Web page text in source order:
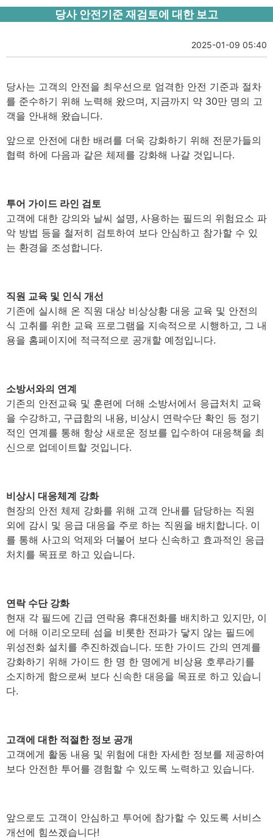
당사 안전기준 재검토에 대한 보고
2025-01-09 05:40
당사는 고객의 안전을 최우선으로 엄격한 안전 기준과 절차
를 준수하기 위해 노력해 왔으며, 지금까지 약 30만 명의 고
객을 안내해 왔습니다.
앞으로 안전에 대한 배려를 더욱 강화하기 위해 전문가들의
협력 하에 다음과 같은 체제를 강화해 나갈 것입니다.
투어 가이드 라인 검토
고객에 대한 강의와 날씨 설명, 사용하는 필드의 위험요소 파
악 방법 등을 철저히 검토하여 보다 안심하고 참가할 수 있
는 환경을 조성합니다.
직원 교육 및 인식 개선
기존에 실시해 온 직원 대상 비상상황 대응 교육 및 안전의
식 고취를 위한 교육 프로그램을 지속적으로 시행하고, 그 내
용을 홈페이지에 적극적으로 공개할 예정입니다.
소방서와의 연계
기존의 안전교육 및 훈련에 더해 소방서에서 응급처치 교육
을 수강하고, 구급함의 내용, 비상시 연락수단 확인 등 정기
적인 연계를 통해 항상 새로운 정보를 입수하여 대응책을 최
신으로 업데이트할 것입니다.
비상시 대응체계 강화
현장의 안전 체제 강화를 위해 고객 안내를 담당하는 직원
외에 감시 및 응급 대응을 주로 하는 직원을 배치합니다. 이
를 통해 사고의 억제와 더불어 보다 신속하고 효과적인 응급
처치를 목표로 하고 있습니다.
연락 수단 강화
현재 각 필드에 긴급 연락용 휴대전화를 배치하고 있지만, 이
에 더해 이리오모테 섬을 비롯한 전파가 닿지 않는 필드에
위성전화 설치를 추진하겠습니다. 또한 가이드 간의 연계를
강화하기 위해 가이드 한 명 한 명에게 비상용 호루라기를
소지하게 함으로써 보다 신속한 대응을 목표로 하고 있습니
다.
고객에 대한 적절한 정보 공개
고객에게 활동 내용 및 위험에 대한 자세한 정보를 제공하여
보다 안전한 투어를 경험할 수 있도록 노력하고 있습니다.
앞으로도 고객이 안심하고 투어에 참가할 수 있도록 서비스
개선에 힘쓰겠습니다!